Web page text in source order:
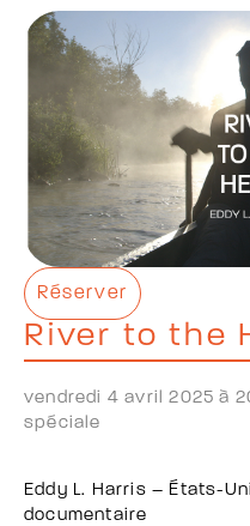
Réserver
River to the
vendredi 4 avril 2025 à
spéciale
Eddy L. Harris – États-
documentaire